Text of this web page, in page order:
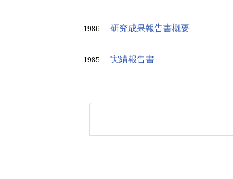
1986 研究成果報告書概要
1985 実績報告書